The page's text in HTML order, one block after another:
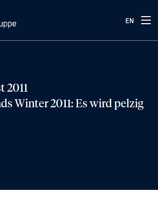
EN
2011
Winter 2011: Es wird pelzig